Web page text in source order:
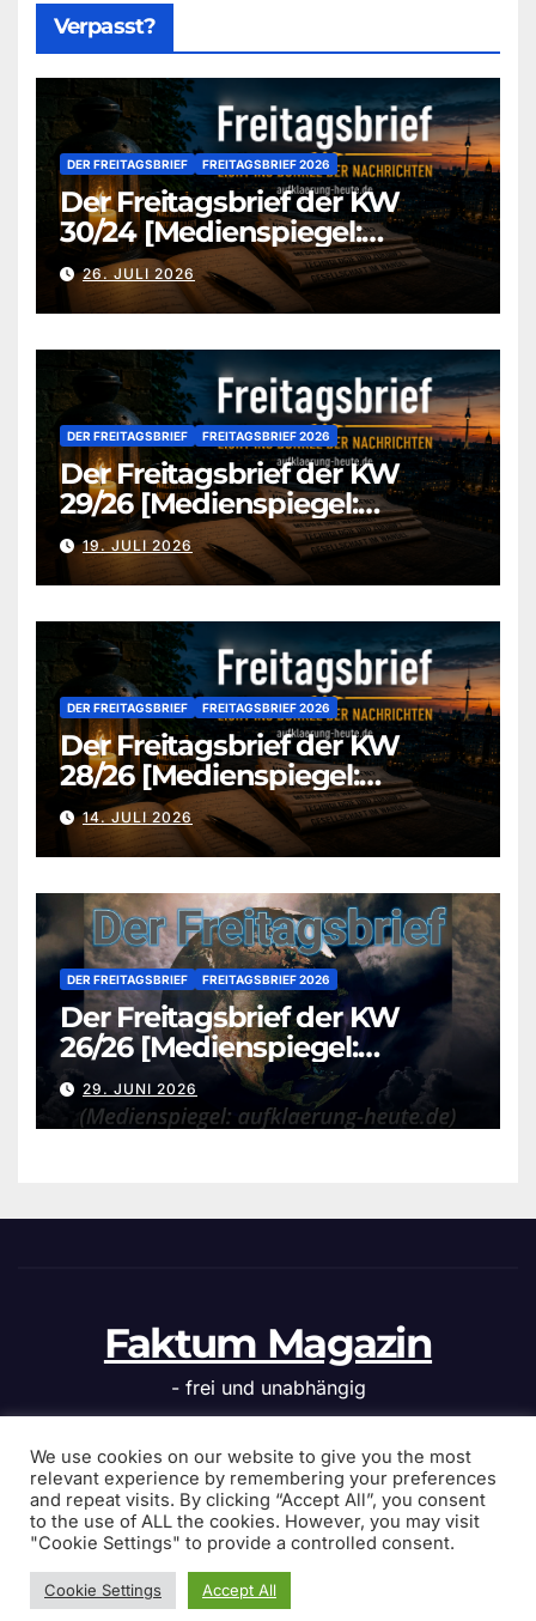
Verpasst?
DER FREITAGSBRIEF FREITAGSBRIEF 2026
Der Freitagsbrief der KW
30/24 [Medienspiegel:
aufklaerung-heute-de]
26. JULI 2026
DER FREITAGSBRIEF FREITAGSBRIEF 2026
Der Freitagsbrief der KW
29/26 [Medienspiegel:
aufklaerung-heute.de]
19. JULI 2026
DER FREITAGSBRIEF FREITAGSBRIEF 2026
Der Freitagsbrief der KW
28/26 [Medienspiegel:
aufklaerung-heute.de]
14. JULI 2026
DER FREITAGSBRIEF FREITAGSBRIEF 2026
Der Freitagsbrief der KW
26/26 [Medienspiegel:
aufklaerung-heute.de]
29. JUNI 2026
Faktum Magazin
- frei und unabhängig
Stolz präsentiert von WordPress|Theme: News Click von
Themeansar
HomePolitikIslamkritik Kulturzwischendurch
We use cookies on our website to give you the most
relevant experience by remembering your preferences
and repeat visits. By clicking “Accept All”, you consent
to the use of ALL the cookies. However, you may visit
"Cookie Settings" to provide a controlled consent.
Cookie Settings Accept All